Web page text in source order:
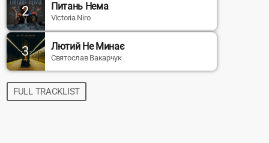
2 Питань Нема
Victoria Niro
3 Лютий Не Минає
Святослав Вакарчук
FULL TRACKLIST